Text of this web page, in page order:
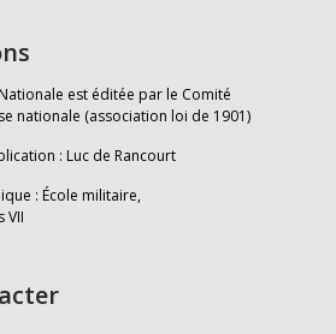
est éditée par le Comité
nationale (association loi de 1901)
: Luc de Rancourt
: École militaire,
VII